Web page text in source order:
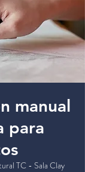
manual
para
TC - Sala Clay